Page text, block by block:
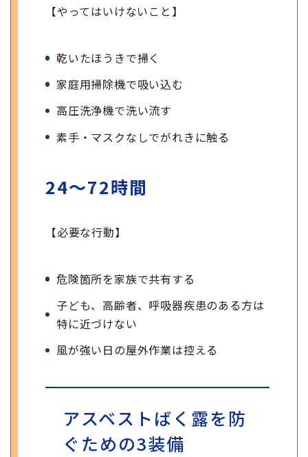
【やってはいけないこと】
乾いたほうきで掃く
家庭用掃除機で吸い込む
高圧洗浄機で洗い流す
素手・マスクなしでがれきに触る
24〜72時間
【必要な行動】
危険箇所を家族で共有する
子ども、高齢者、呼吸器疾患のある方は
特に近づけない
風が強い日の屋外作業は控える
アスベストばく露を防
ぐための3装備